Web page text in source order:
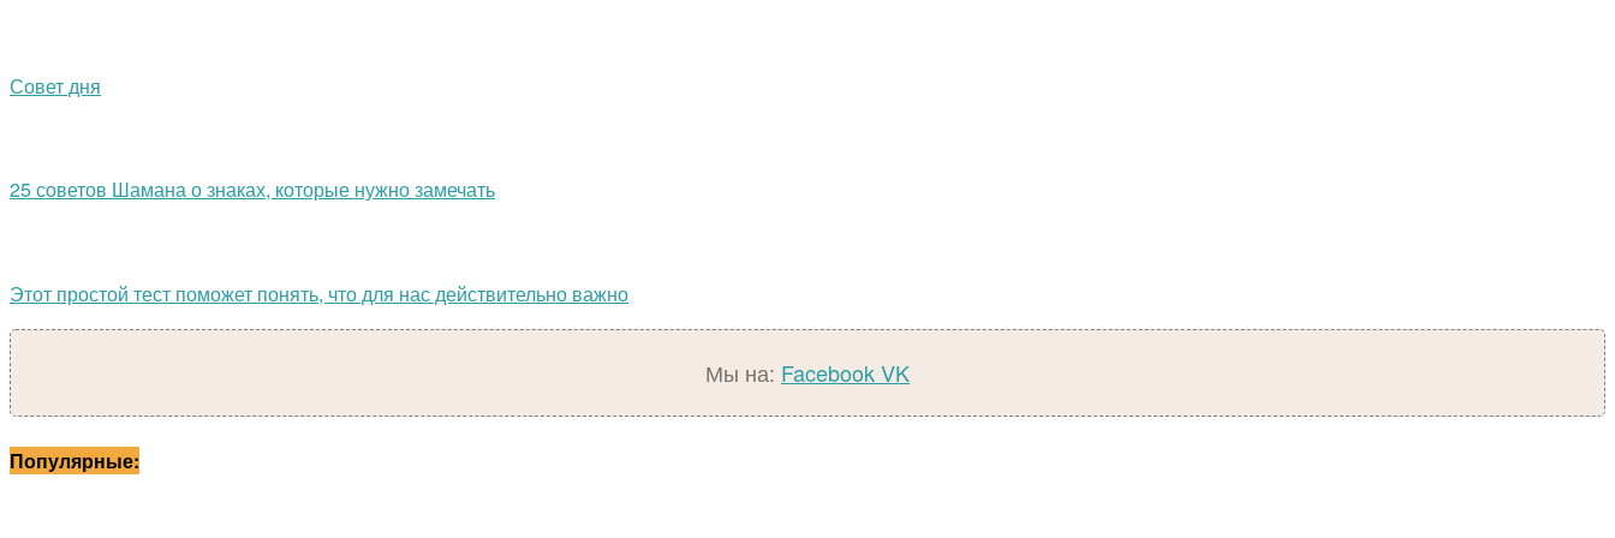
Совет дня
25 советов Шамана о знаках, которые нужно замечать
Этот простой тест поможет понять, что для нас действительно важно
Мы на: FacebookVK
Популярные: